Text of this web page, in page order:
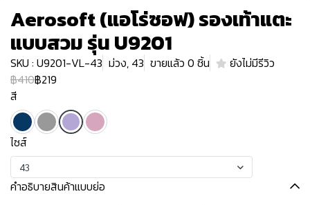
Aerosoft (แอโร่ซอฟ) รองเท้าแตะ
แบบสวม รุ่น U9201
SKU : U9201-VL-43 ม่วง, 43 ขายแล้ว 0 ชิ้น
ยังไม่มีรีวิว
฿410฿219
สี
ไซส์
43
คำอธิบายสินค้าแบบย่อ